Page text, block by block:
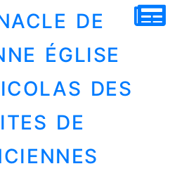
de
église
des
de